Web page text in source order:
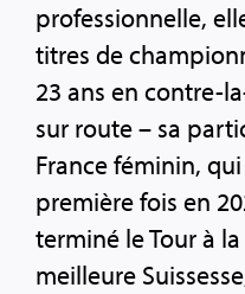
professionnelle,
titres de
23 ans en contre-
sur route – sa
France féminin,
première fois en
terminé le Tour à
meilleure